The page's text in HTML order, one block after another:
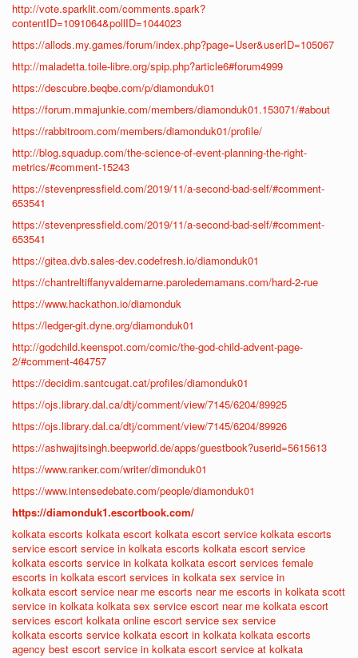
http://vote.sparklit.com/comments.spark?
contentID=1091064&pollID=1044023
https://allods.my.games/forum/index.php?page=User&userID=105067
http://maladetta.toile-libre.org/spip.php?article6#forum4999
https://descubre.beqbe.com/p/diamonduk01
https://forum.mmajunkie.com/members/diamonduk01.153071/#about
https://rabbitroom.com/members/diamonduk01/profile/
http://blog.squadup.com/the-science-of-event-planning-the-right-
metrics/#comment-15243
https://stevenpressfield.com/2019/11/a-second-bad-self/#comment-
653541
https://stevenpressfield.com/2019/11/a-second-bad-self/#comment-
653541
https://gitea.dvb.sales-dev.codefresh.io/diamonduk01
https://chantreltiffanyvaldemarne.paroledemamans.com/hard-2-rue
https://www.hackathon.io/diamonduk
https://ledger-git.dyne.org/diamonduk01
http://godchild.keenspot.com/comic/the-god-child-advent-page-
2/#comment-464757
https://decidim.santcugat.cat/profiles/diamonduk01
https://ojs.library.dal.ca/dtj/comment/view/7145/6204/89925
https://ojs.library.dal.ca/dtj/comment/view/7145/6204/89926
https://ashwajitsingh.beepworld.de/apps/guestbook?userid=5615613
https://www.ranker.com/writer/dimonduk01
https://www.intensedebate.com/people/diamonduk01
https://diamonduk1.escortbook.com/
kolkata escorts kolkata escort kolkata escort service kolkata escorts
service escort service in kolkata escorts kolkata escort service
kolkata escorts service in kolkata kolkata escort services female
escorts in kolkata escort services in kolkata sex service in
kolkata escort service near me escorts near me escorts in kolkata scott
service in kolkata kolkata sex service escort near me kolkata escort
services escort kolkata online escort service sex service
kolkata escorts service kolkata escort in kolkata kolkata escorts
agency best escort service in kolkata escort service at kolkata